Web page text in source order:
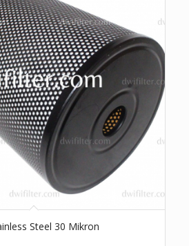
Steel 30 Mikron